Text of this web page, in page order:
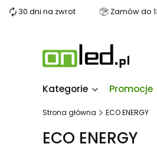
30 dni na zwrot Zamów do
Kategorie Promocje
Strona główna ECO ENERGY
ECO ENERGY